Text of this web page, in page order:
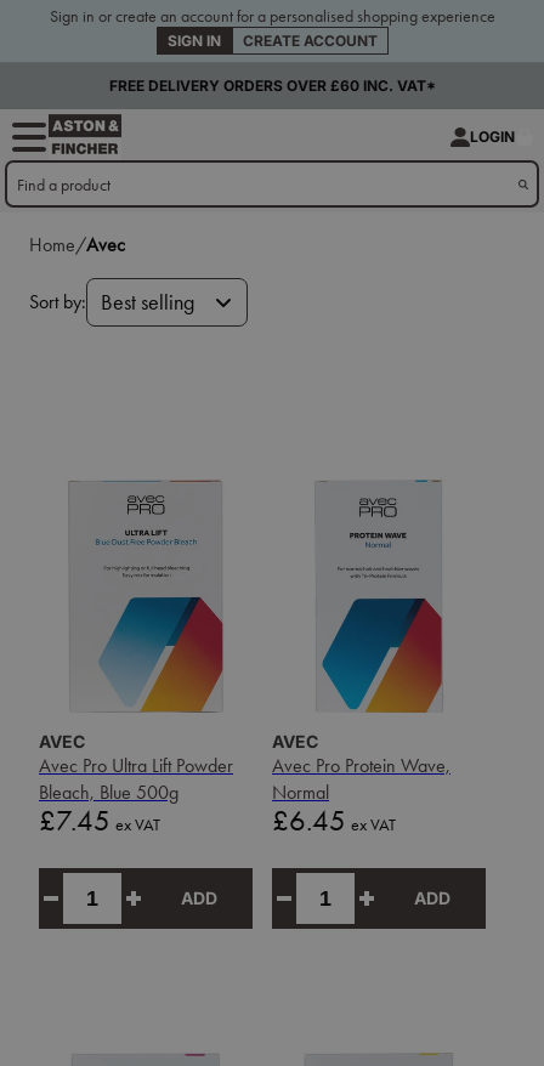
Sign in or create an account for a personalised shopping experience
SIGN IN CREATE ACCOUNT
FREE DELIVERY ORDERS OVER £60 INC. VAT*
LOGIN
Home/Avec
Sort by: Best selling
AVEC
Avec Pro Ultra Lift Powder
Bleach, Blue 500g
Price
£7.45 ex VAT
ADD
AVEC
Avec Pro Protein Wave,
Normal
Price
£6.45 ex VAT
ADD